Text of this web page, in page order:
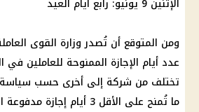
ومن المتوقع أن تُصدر وزارة القوى
عدد أيام الإجازة الممنوحة للعاملين في
تختلف من شركة إلى أخرى حسب سياسة
ما تُمنح على الأقل 3 أيام
إجازة مدفوعة